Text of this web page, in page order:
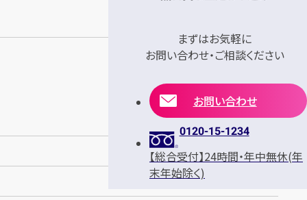
まずはお気軽に
お問い合わせ・ご相談ください
お問い合わせ
0120-15-1234
【総合受付】24時間・年中無休(年
末年始除く)